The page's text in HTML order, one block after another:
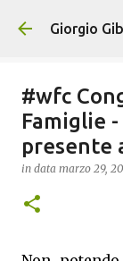
Giorgio
#wfc
Famiglie
presente
in data marzo 29,